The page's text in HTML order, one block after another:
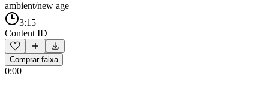
ambient/new age
3:15
Content ID
Comprar faixa
0:00